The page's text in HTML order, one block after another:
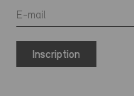
Inscription